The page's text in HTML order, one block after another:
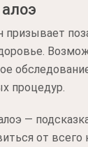
процедур.
—
от всего